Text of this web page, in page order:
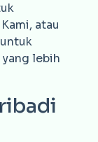
atau
lebih